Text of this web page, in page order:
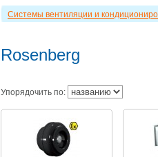
Системы вентиляции и
Rosenberg
Упорядочить по: